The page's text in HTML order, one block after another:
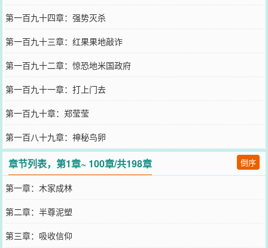
第一百九十四章：强势灭杀
第一百九十三章：红果果地敲诈
第一百九十二章：惊恐地米国政府
第一百九十一章：打上门去
第一百九十章：郑莹莹
第一百八十九章：神秘鸟卵
章节列表，第1章~ 100章/共198章 倒序
第一章：木家成林
第二章：半尊泥塑
第三章：吸收信仰